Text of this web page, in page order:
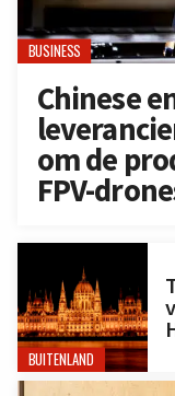
BUSINESS
Chinese
om de
FPV-
BUITENLAND